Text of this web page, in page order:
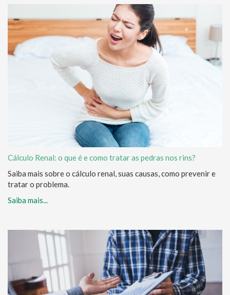
Cálculo Renal: o que é e como tratar as pedras nos rins?
Saiba mais sobre o cálculo renal, suas causas, como prevenir e
tratar o problema.
Saiba mais...